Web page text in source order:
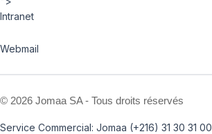
Intranet
Webmail
© 2026 Jomaa SA - Tous droits réservés
Service Commercial: Jomaa (+216) 31 30 31 00